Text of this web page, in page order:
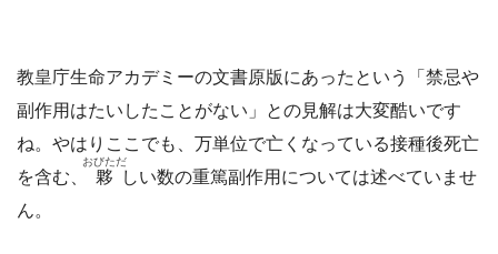
教皇庁生命アカデミーの文書原版にあったという「禁忌や
副作用はたいしたことがない」との見解は大変酷いです
ね。やはりここでも、万単位で亡くなっている接種後死亡
を含む、
夥
おびただ
しい数の重篤副作用については述べていませ
ん。